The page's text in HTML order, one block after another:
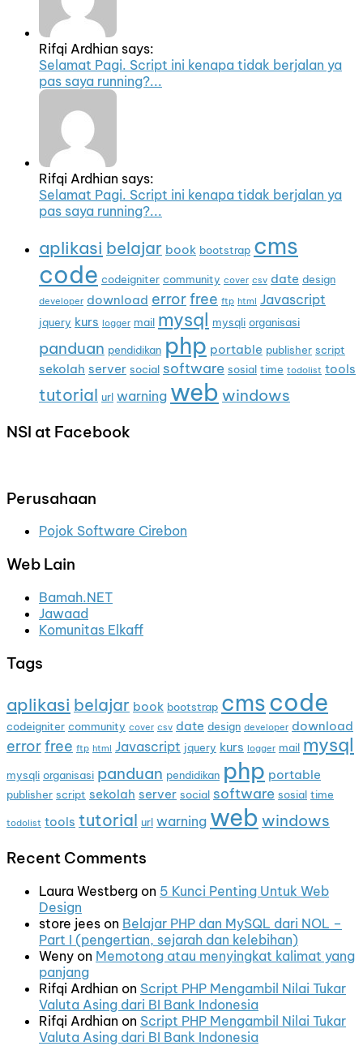
Rifqi Ardhian says:
Selamat Pagi. Script ini kenapa tidak berjalan ya
pas saya running?...
Rifqi Ardhian says:
Selamat Pagi. Script ini kenapa tidak berjalan ya
pas saya running?...
aplikasi belajar book bootstrap cms
code codeigniter community cover csv date design
developer download errorfree ftp html Javascript
jquery kurs logger mail mysql mysqli organisasi
panduan pendidikan php portable publisher script
sekolah server social software sosial time todolist tools
tutorial url warning web windows
NSI at Facebook
Perusahaan
Pojok Software Cirebon
Web Lain
Bamah.NET
Jawaad
Komunitas Elkaff
Tags
aplikasi belajar book bootstrap cmscode
codeigniter community cover csv date design developer download
errorfree ftp html Javascript jquery kurs logger mail mysql
mysqli organisasi panduan pendidikan php portable
publisher script sekolah server social software sosial time
todolist tools tutorial url warning web windows
Recent Comments
Laura Westberg on 5 Kunci Penting Untuk Web
Design
store jees on Belajar PHP dan MySQL dari NOL –
Part I (pengertian, sejarah dan kelebihan)
Weny on Memotong atau menyingkat kalimat yang
panjang
Rifqi Ardhian on Script PHP Mengambil Nilai Tukar
Valuta Asing dari BI Bank Indonesia
Rifqi Ardhian on Script PHP Mengambil Nilai Tukar
Valuta Asing dari BI Bank Indonesia